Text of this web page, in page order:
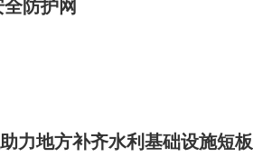
促防筑根基 织密安全防护网
力地方补齐水利基础设施短板